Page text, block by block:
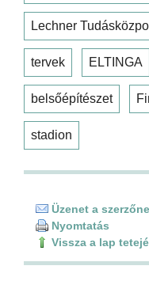
Lechner
tervek ELTINGA
belsőépítészet
stadion
Üzenet a
Nyomtatás
Vissza a lap